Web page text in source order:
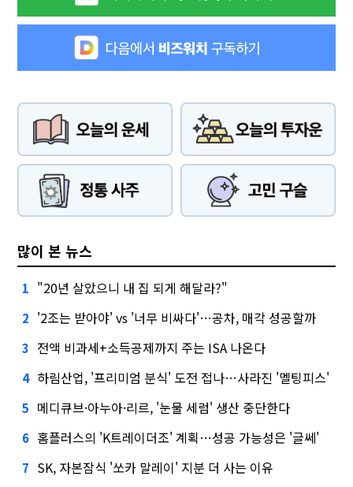
많이 본 뉴스
1 "20년 살았으니 내 집 되게 해달라?"
2 '2조는 받아야' vs '너무 비싸다'…공차, 매각 성공할까
3 전액 비과세+소득공제까지 주는 ISA 나온다
4 하림산업, '프리미엄 분식' 도전 접나…사라진 '멜팅피스'
5 메디큐브·아누아·리르, '눈물 세럼' 생산 중단한다
6 홈플러스의 'K트레이더조' 계획…성공 가능성은 '글쎄'
7 SK, 자본잠식 '쏘카 말레이' 지분 더 사는 이유